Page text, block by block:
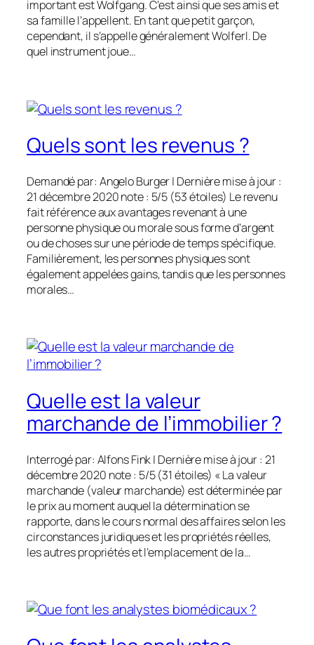
important est Wolfgang. C’est ainsi que ses amis et
sa famille l’appellent. En tant que petit garçon,
cependant, il s’appelle généralement Wolferl. De
quel instrument joue…
Quels sont les revenus ?
Demandé par: Angelo Burger | Dernière mise à jour :
21 décembre 2020 note : 5/5 (53 étoiles) Le revenu
fait référence aux avantages revenant à une
personne physique ou morale sous forme d’argent
ou de choses sur une période de temps spécifique.
Familièrement, les personnes physiques sont
également appelées gains, tandis que les personnes
morales…
Quelle est la valeur
marchande de l’immobilier ?
Interrogé par: Alfons Fink | Dernière mise à jour : 21
décembre 2020 note : 5/5 (31 étoiles) « La valeur
marchande (valeur marchande) est déterminée par
le prix au moment auquel la détermination se
rapporte, dans le cours normal des affaires selon les
circonstances juridiques et les propriétés réelles,
les autres propriétés et l’emplacement de la…